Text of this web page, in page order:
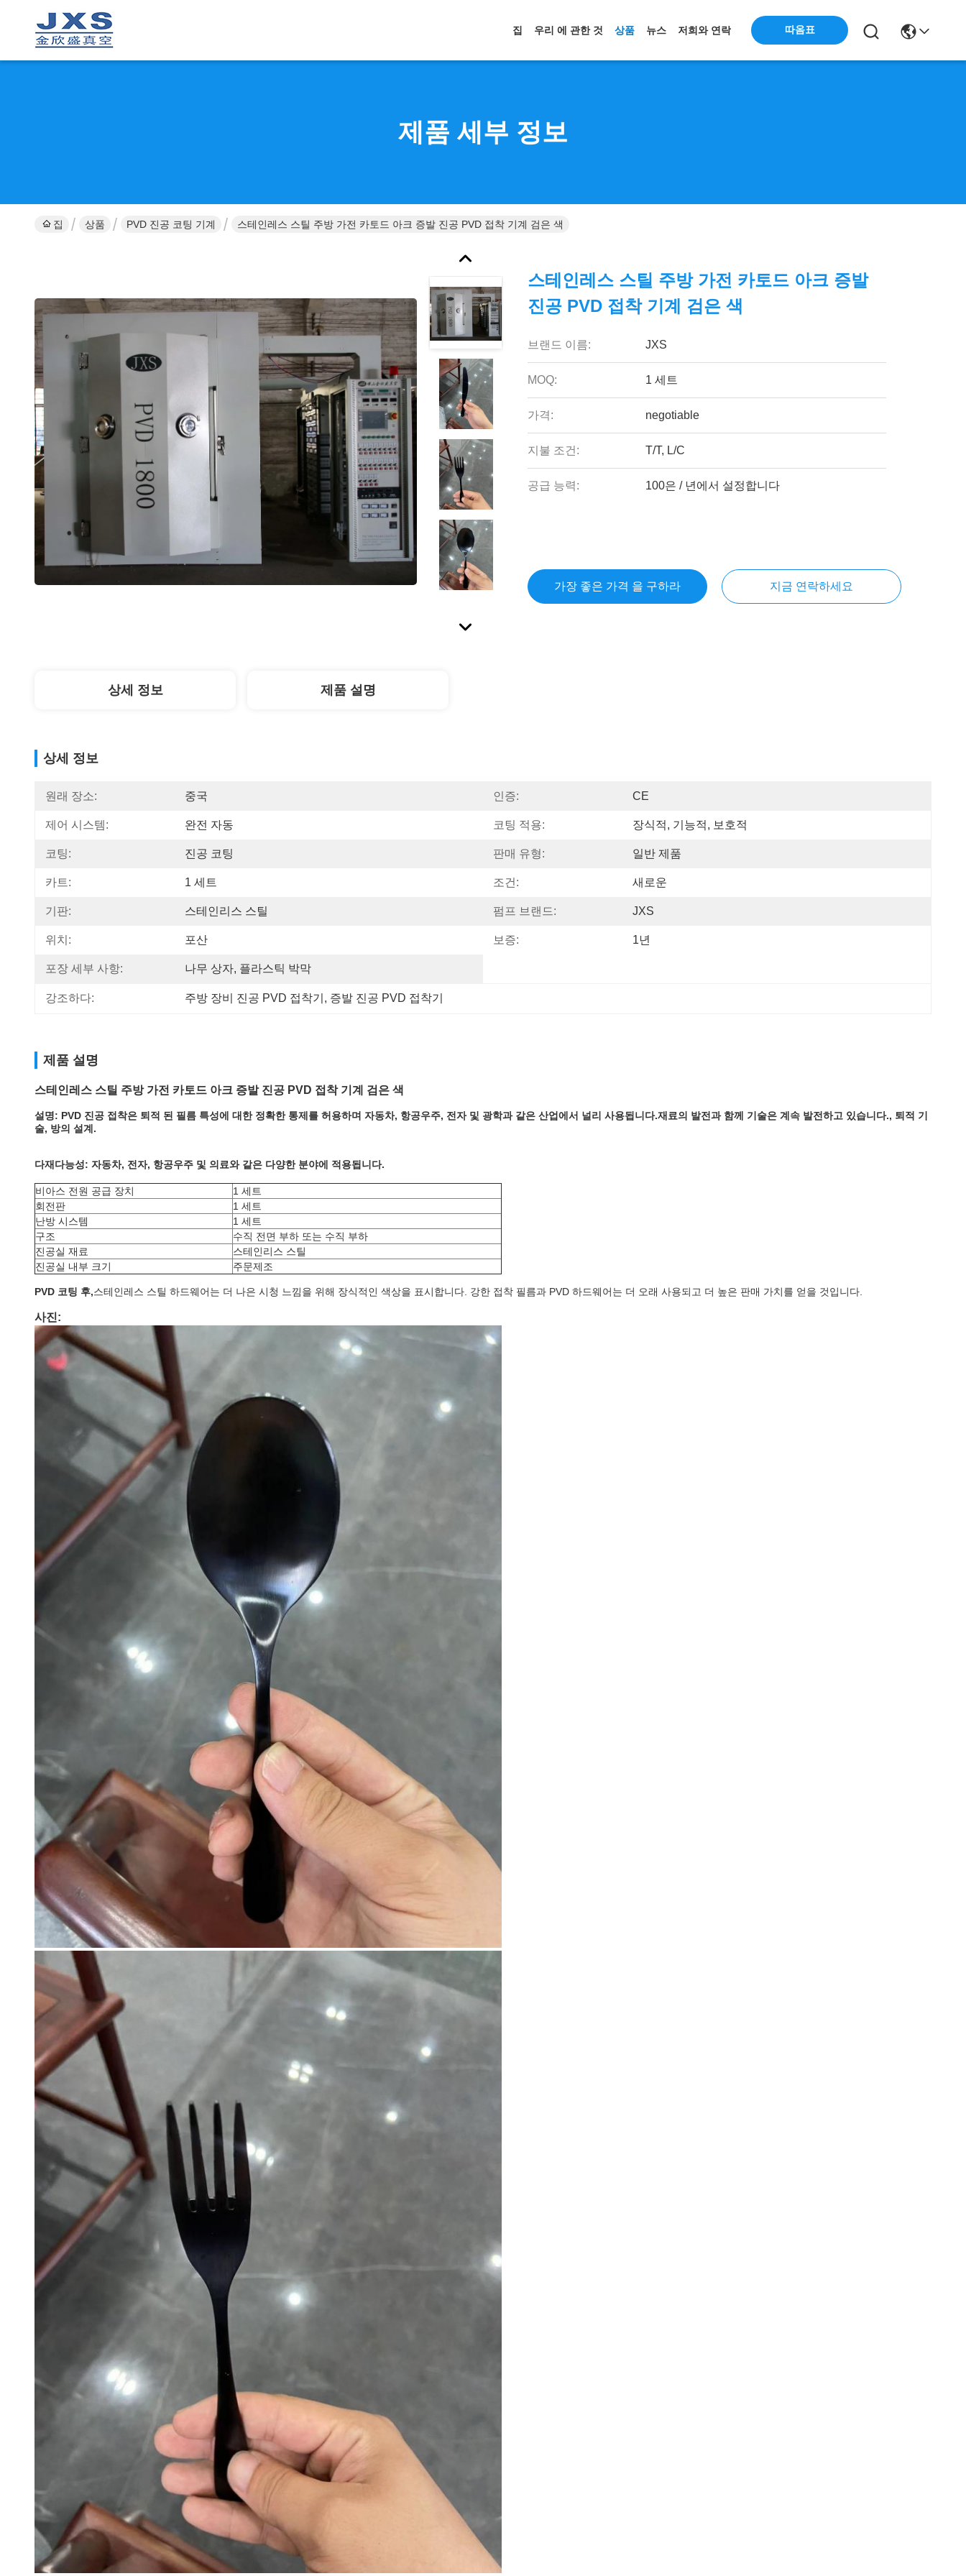
집 우리 에 관한 것 상품 뉴스 저희와 연락 따옴표
제품 세부 정보
집 상품 PVD 진공 코팅 기계 스테인레스 스틸 주방 가전 카토드 아크 증발 진공 PVD 접착 기계 검은 색
스테인레스 스틸 주방 가전 카토드 아크 증발
진공 PVD 접착 기계 검은 색
브랜드 이름: JXS
MOQ: 1 세트
가격: negotiable
지불 조건: T/T, L/C
공급 능력: 100은 / 년에서 설정합니다
가장 좋은 가격 을 구하라 지금 연락하세요
상세 정보 제품 설명
상세 정보
원래 장소: 중국 인증: CE
제어 시스템: 완전 자동 코팅 적용: 장식적, 기능적, 보호적
코팅: 진공 코팅 판매 유형: 일반 제품
카트: 1 세트 조건: 새로운
기판: 스테인리스 스틸 펌프 브랜드: JXS
위치: 포산 보증: 1년
포장 세부 사항: 나무 상자, 플라스틱 박막
강조하다: 주방 장비 진공 PVD 접착기 , 증발 진공 PVD 접착기
제품 설명
스테인레스 스틸 주방 가전 카토드 아크 증발 진공 PVD 접착 기계 검은 색
설명: PVD 진공 접착은 퇴적 된 필름 특성에 대한 정확한 통제를 허용하며 자동차, 항공우주, 전자 및 광학과 같은 산업에서 널리 사용됩니다.재료의 발전과 함께 기술은 계속 발전하고 있습니다., 퇴적 기
술, 방의 설계.
다재다능성: 자동차, 전자, 항공우주 및 의료와 같은 다양한 분야에 적용됩니다.
비아스 전원 공급 장치
1 세트
회전판
1 세트
난방 시스템
1 세트
구조
수직 전면 부하 또는 수직 부하
진공실 재료
스테인리스 스틸
진공실 내부 크기
주문제조
PVD 코팅 후,스테인레스 스틸 하드웨어는 더 나은 시청 느낌을 위해 장식적인 색상을 표시합니다. 강한 접착 필름과 PVD 하드웨어는 더 오래 사용되고 더 높은 판매 가치를 얻을 것입니다.
사진: